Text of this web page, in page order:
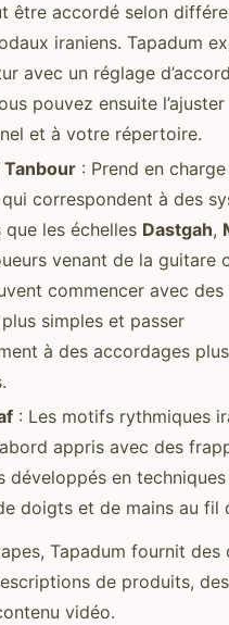
être accordé selon
iraniens. Tapadum
avec un réglage
pouvez ensuite
et à votre répertoire.
Tanbour: Prend en
correspondent à des
les échelles Dastgah,
venant de la guitare
commencer avec des
simples et passer
à des accordages plus
: Les motifs rythmiques
appris avec des
développés en
doigts et de mains au fil
Tapadum fournit des
de produits,
vidéo.